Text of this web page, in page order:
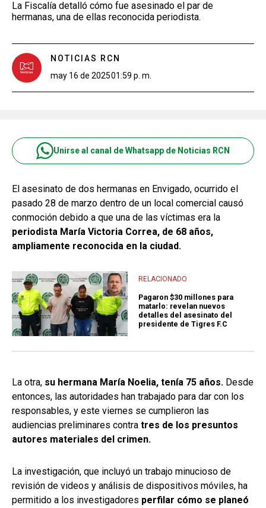
La Fiscalía detalló cómo fue asesinado el par de
hermanas, una de ellas reconocida periodista.
NOTICIAS RCN
may 16 de 202501:59 p. m.
Unirse al canal de Whatsapp de Noticias RCN
El asesinato de dos hermanas en Envigado, ocurrido el
pasado 28 de marzo dentro de un local comercial causó
conmoción debido a que una de las víctimas era la
periodista María Victoria Correa, de 68 años,
ampliamente reconocida en la ciudad.
RELACIONADO
Pagaron $30 millones para
matarlo: revelan nuevos
detalles del asesinato del
presidente de Tigres F.C
La otra, su hermana María Noelia, tenía 75 años. Desde
entonces, las autoridades han trabajado para dar con los
responsables, y este viernes se cumplieron las
audiencias preliminares contra tres de los presuntos
autores materiales del crimen.
La investigación, que incluyó un trabajo minucioso de
revisión de videos y análisis de dispositivos móviles, ha
permitido a los investigadores perfilar cómo se planeó